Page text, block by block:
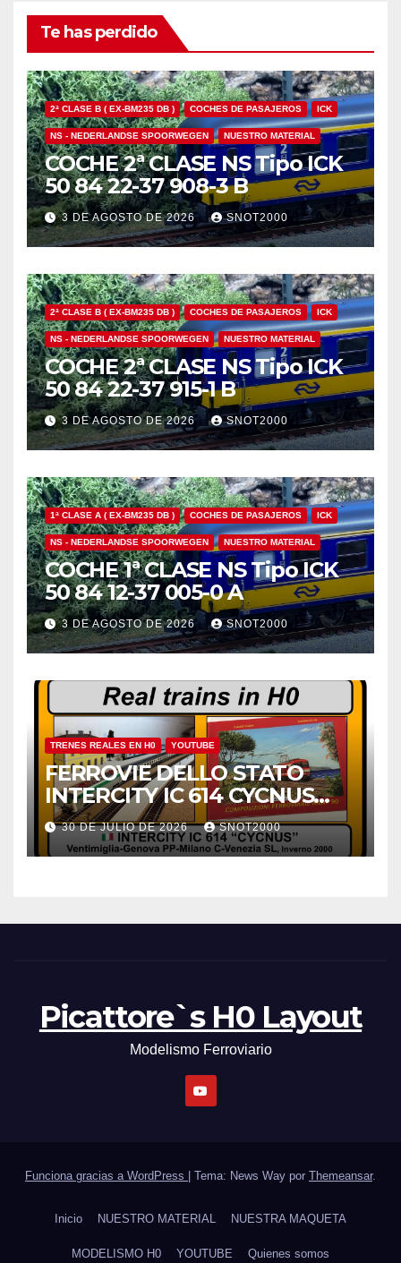
Te has perdido
2ª CLASE B ( EX-BM235 DB ) COCHES DE PASAJEROS ICK
NS - NEDERLANDSE SPOORWEGEN NUESTRO MATERIAL
COCHE 2ª CLASE NS Tipo ICK
50 84 22-37 908-3 B
3 DE AGOSTO DE 2026 SNOT2000
2ª CLASE B ( EX-BM235 DB ) COCHES DE PASAJEROS ICK
NS - NEDERLANDSE SPOORWEGEN NUESTRO MATERIAL
COCHE 2ª CLASE NS Tipo ICK
50 84 22-37 915-1 B
3 DE AGOSTO DE 2026 SNOT2000
1ª CLASE A ( EX-BM235 DB ) COCHES DE PASAJEROS ICK
NS - NEDERLANDSE SPOORWEGEN NUESTRO MATERIAL
COCHE 1ª CLASE NS Tipo ICK
50 84 12-37 005-0 A
3 DE AGOSTO DE 2026 SNOT2000
TRENES REALES EN H0 YOUTUBE
FERROVIE DELLO STATO
INTERCITY IC 614 CYCNUS
INVERNO 2000
30 DE JULIO DE 2026 SNOT2000
Picattore`s H0 Layout
Modelismo Ferroviario
Funciona gracias a WordPress | Tema: News Way por Themeansar.
Inicio NUESTRO MATERIAL NUESTRA MAQUETA
MODELISMO H0 YOUTUBE Quienes somos